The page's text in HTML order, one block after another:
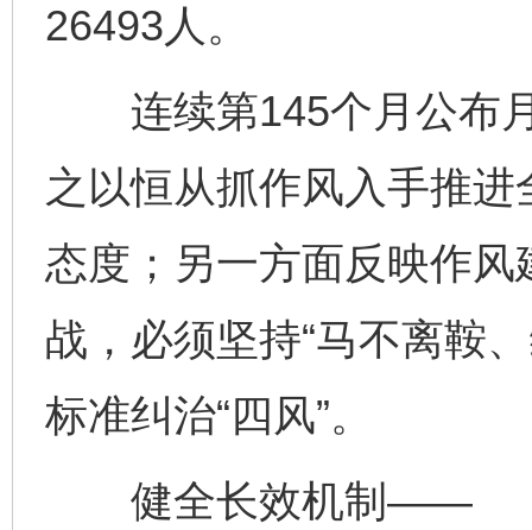
26493人。
连续第145个月公布月
之以恒从抓作风入手推
态度；另一方面反映作
战，必须坚持“马不离鞍
标准纠治“四风”。
健全长效机制——